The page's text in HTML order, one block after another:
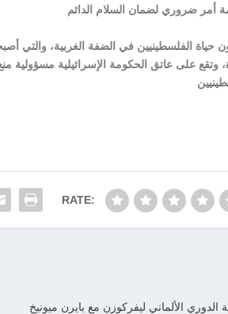
حياة الفلسطينيين في الضفة الغربية، والتي
وتقع على عاتق الحكومة الإسرائيلية
RATE:
الألماني ليفركوزن مع بايرن ميونيخ